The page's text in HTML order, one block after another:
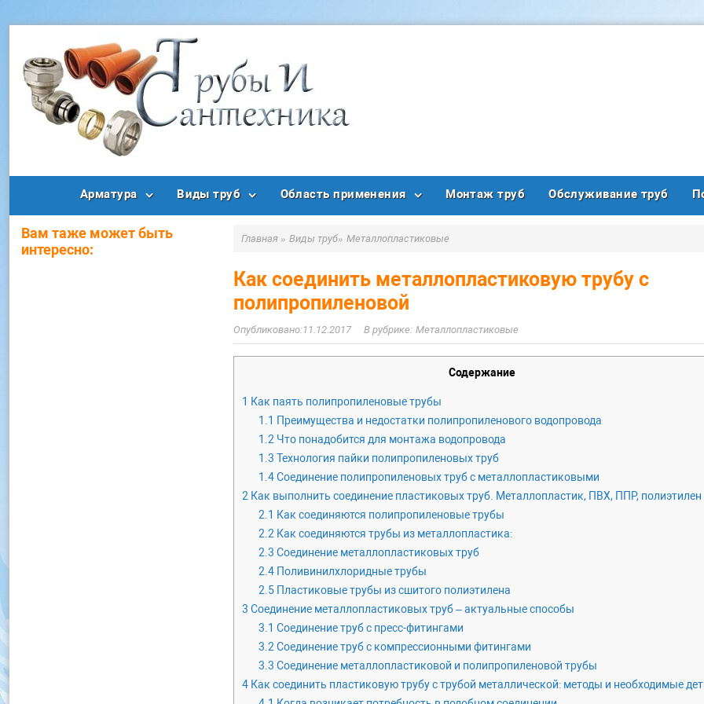
Арматура Виды труб Область применения Монтаж труб Обслуживание труб
Главная » Виды труб» Металлопластиковые
Как соединить металлопластиковую трубу с
полипропиленовой
11.12.2017 Металлопластиковые
Содержание
1 Как паять полипропиленовые трубы
1.1 Преимущества и недостатки полипропиленового водопровода
1.2 Что понадобится для монтажа водопровода
1.3 Технология пайки полипропиленовых труб
1.4Соединение полипропиленовых труб с металлопластиковыми
2 Как выполнить соединение пластиковых труб. Металлопластик, ПВХ, ППР, полиэтилен
2.1 Как соединяются полипропиленовые трубы
2.2 Как соединяются трубы из металлопластика:
2.3 Соединение металлопластиковых труб
2.4 Поливинилхлоридные трубы
2.5 Пластиковые трубы из сшитого полиэтилена
3 Соединение металлопластиковых труб – актуальные способы
3.1 Соединение труб с пресс-фитингами
3.2 Соединение труб с компрессионными фитингами
3.3 Соединение металлопластиковой и полипропиленовой трубы
4 Как соединить пластиковую трубу с трубой металлической: методы и необходимые
Вам таже может быть
интересно: